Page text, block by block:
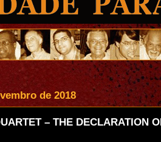
de 2018
– THE DECLARATION